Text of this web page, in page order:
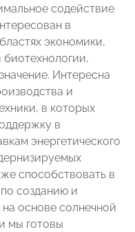
содействие
в
экономики,
Интересна
и
в которых
в
энергетического
способствовать в
созданию и
основе солнечной
мы готовы